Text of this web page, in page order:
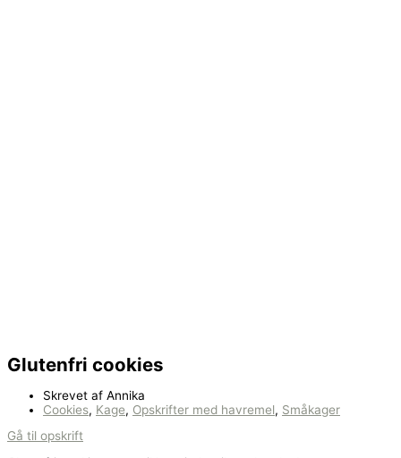
Glutenfri cookies
Skrevet af Annika
Cookies, Kage, Opskrifter med havremel, Småkager
Gå til opskrift